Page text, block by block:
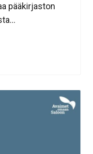
pääkirjaston